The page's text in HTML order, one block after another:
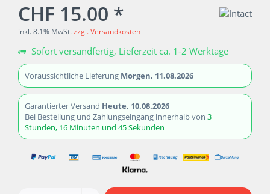
CHF 15.00 *
inkl. 8.1% MwSt.zzgl. Versandkosten
Sofort versandfertig, Lieferzeit ca. 1-2 Werktage
Voraussichtliche Lieferung Morgen, 11.08.2026
Garantierter Versand Heute, 10.08.2026
Bei Bestellung und Zahlungseingang innerhalb von 3
Stunden, 16 Minuten und 45 Sekunden